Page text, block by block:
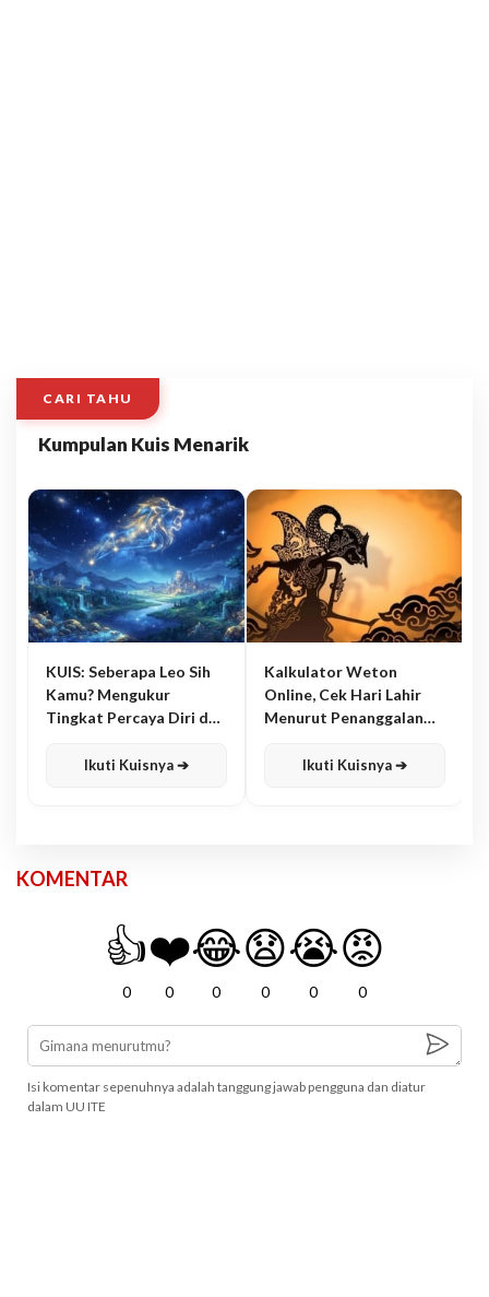
CARI TAHU
Kumpulan Kuis Menarik
KUIS: Seberapa Leo Sih
Kamu? Mengukur
Tingkat Percaya Diri dan
Ikuti Kuisnya ➔
Kalkulator Weton
Online, Cek Hari Lahir
Menurut Penanggalan
Ikuti Kuisnya ➔
KOMENTAR
👍
0
❤️
0
😂
0
😧
0
😭
0
😡
0
Isi komentar sepenuhnya adalah tanggung jawab pengguna dan diatur
dalam UU ITE